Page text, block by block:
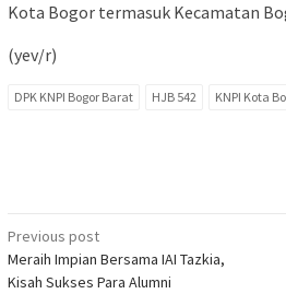
Kota Bogor termasuk Kecamatan
(yev/r)
DPK KNPI Bogor Barat HJB 542 KNPI Kota
Post
navigation
Previous post
Meraih Impian Bersama IAI Tazkia,
Kisah Sukses Para Alumni